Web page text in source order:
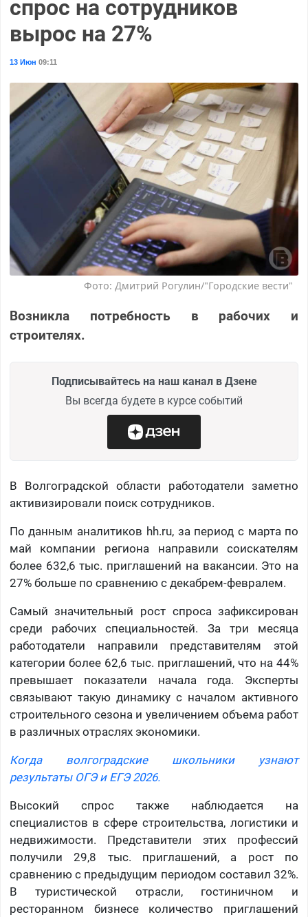
спрос на сотрудников
вырос на 27%
13 Июн 09:11
Фото: Дмитрий Рогулин/"Городские вести"
Возникла потребность в рабочих и
строителях.
Подписывайтесь на наш канал в Дзене
Вы всегда будете в курсе событий
В Волгоградской области работодатели заметно
активизировали поиск сотрудников.
По данным аналитиков hh.ru, за период с марта по
май компании региона направили соискателям
более 632,6 тыс. приглашений на вакансии. Это на
27% больше по сравнению с декабрем-февралем.
Самый значительный рост спроса зафиксирован
среди рабочих специальностей. За три месяца
работодатели направили представителям этой
категории более 62,6 тыс. приглашений, что на 44%
превышает показатели начала года. Эксперты
связывают такую динамику с началом активного
строительного сезона и увеличением объема работ
в различных отраслях экономики.
Когда волгоградские школьники узнают
результаты ОГЭ и ЕГЭ 2026.
Высокий спрос также наблюдается на
специалистов в сфере строительства, логистики и
недвижимости. Представители этих профессий
получили 29,8 тыс. приглашений, а рост по
сравнению с предыдущим периодом составил 32%.
В туристической отрасли, гостиничном и
ресторанном бизнесе количество приглашений